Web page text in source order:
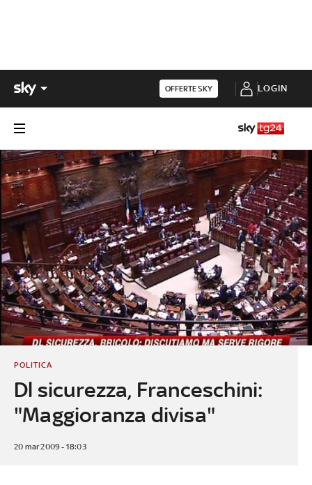
OFFERTE SKY LOGIN
Dl sicurezza, Franceschini:
"Maggioranza divisa"
POLITICA
20 mar 2009 - 18:03